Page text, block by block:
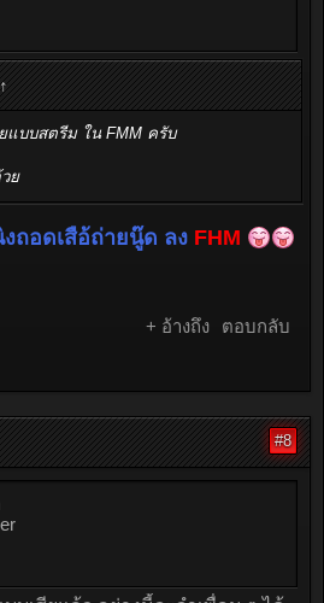
↑
แบบสตรีม ใน FMM ครับ
ย
ถอดเสือ้ถ่ายนู๊ด ลง FHM
+ อ้างถึง ตอบกลับ
#8